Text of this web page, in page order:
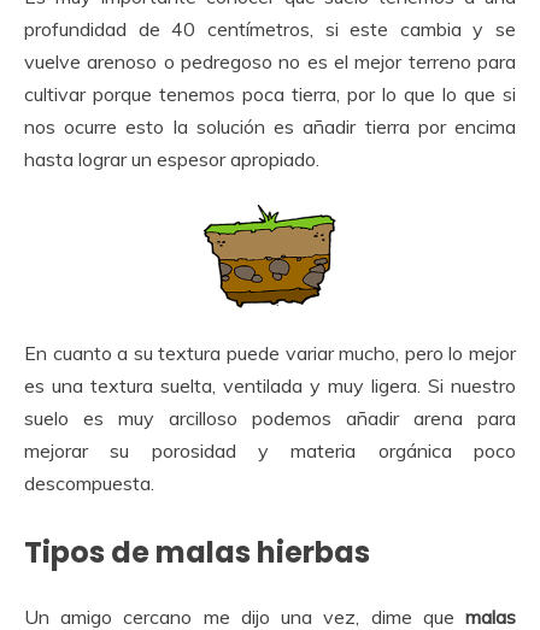
profundidad de 40 centímetros, si este cambia y se
vuelve arenoso o pedregoso no es el mejor terreno para
cultivar porque tenemos poca tierra, por lo que lo que si
nos ocurre esto la solución es añadir tierra por encima
hasta lograr un espesor apropiado.
En cuanto a su textura puede variar mucho, pero lo mejor
es una textura suelta, ventilada y muy ligera. Si nuestro
suelo es muy arcilloso podemos añadir arena para
mejorar su porosidad y materia orgánica poco
descompuesta.
Tipos de malas hierbas
Un amigo cercano me dijo una vez, dime que malas